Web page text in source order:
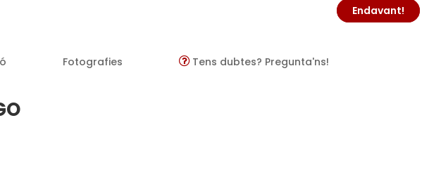
Endavant!
Fotografies Tens dubtes? Pregunta'ns!